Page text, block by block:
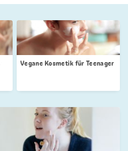
Vegane Kosmetik für Teenager